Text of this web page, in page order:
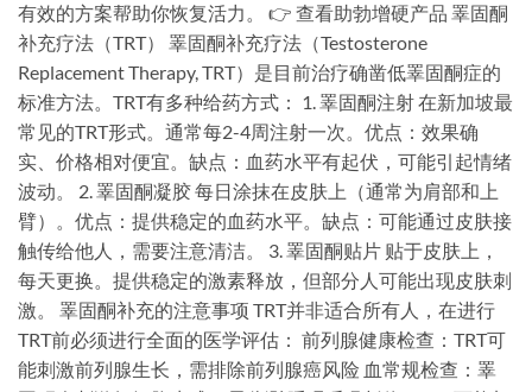
有效的方案帮助你恢复活力。 👉 查看助勃增硬产品 睪固酮
补充疗法（TRT） 睪固酮补充疗法（Testosterone
Replacement Therapy, TRT）是目前治疗确凿低睪固酮症的
标准方法。TRT有多种给药方式： 1. 睪固酮注射 在新加坡最
常见的TRT形式。通常每2-4周注射一次。优点：效果确
实、价格相对便宜。缺点：血药水平有起伏，可能引起情绪
波动。 2. 睪固酮凝胶 每日涂抹在皮肤上（通常为肩部和上
臂）。优点：提供稳定的血药水平。缺点：可能通过皮肤接
触传给他人，需要注意清洁。 3. 睪固酮贴片 贴于皮肤上，
每天更换。提供稳定的激素释放，但部分人可能出现皮肤刺
激。 睪固酮补充的注意事项 TRT并非适合所有人，在进行
TRT前必须进行全面的医学评估： 前列腺健康检查：TRT可
能刺激前列腺生长，需排除前列腺癌风险 血常规检查：睪